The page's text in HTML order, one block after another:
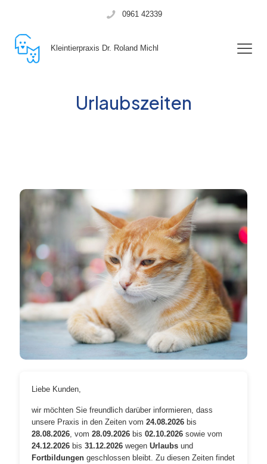
0961 42339
Kleintierpraxis Dr. Roland Michl
Urlaubszeiten
Liebe Kunden,
wir möchten Sie freundlich darüber informieren, dass
unsere Praxis in den Zeiten vom 24.08.2026 bis
28.08.2026, vom 28.09.2026 bis 02.10.2026 sowie vom
24.12.2026 bis 31.12.2026 wegen Urlaubs und
Fortbildungen geschlossen bleibt. Zu diesen Zeiten findet